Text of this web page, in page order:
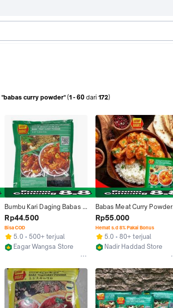
"babas curry powder" (1 -60 dari 172)
Bumbu Kari Daging Babas
Serbuk Baba Meat Curry
Powder Hijau 250 gr
Rp44.500
Bisa COD
5.0
500+ terjual
Eagar Wangsa Store
Babas Meat Curry Powder
250gr □ Bumbu Kari Daging
Ikan Sapi
Rp55.000
Hemat s.d 8% Pakai Bonus
5.0
80+ terjual
Nadir Haddad Store